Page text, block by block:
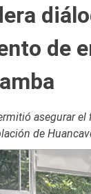
de
asegurar
de